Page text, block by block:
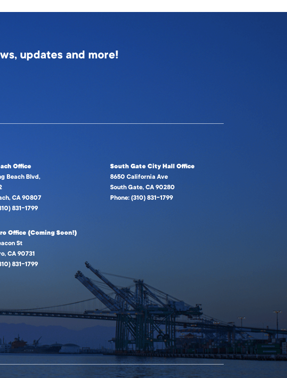
updates and more!
Office
Beach Blvd,
CA 90807
831-1799
South Gate City Hall Office
8650 California Ave
South Gate, CA 90280
Phone: (310) 831-1799
Office (Coming Soon!)
St
CA 90731
831-1799